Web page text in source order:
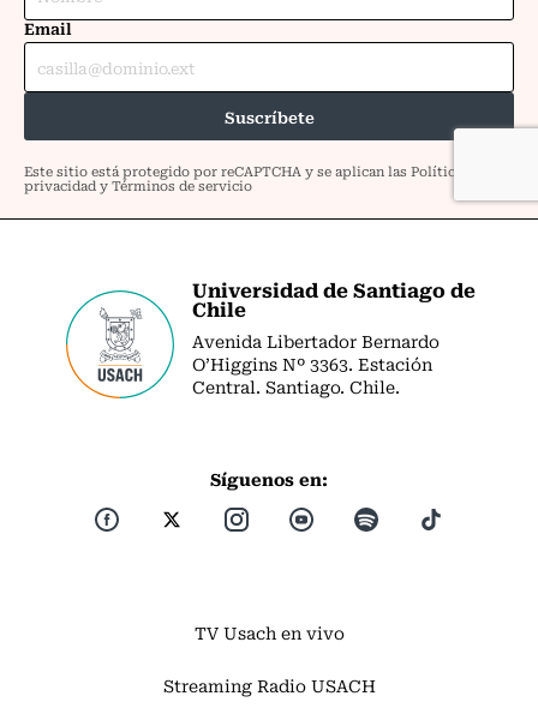
Universidad de Santiago de
Chile
Avenida Libertador Bernardo
O’Higgins Nº 3363. Estación
Central. Santiago. Chile.
Síguenos en:
TV Usach en vivo
Streaming Radio USACH